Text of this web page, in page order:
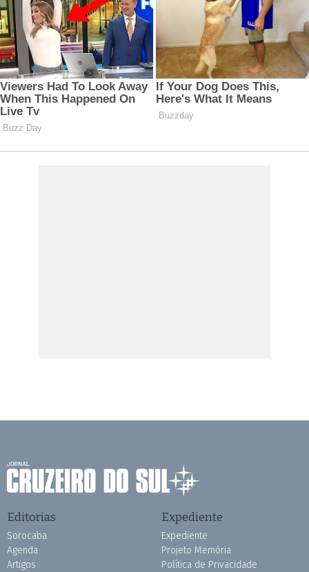
Editorias
Sorocaba
Agenda
Artigos
Expediente
Expediente
Projeto Memória
Política de Privacidade